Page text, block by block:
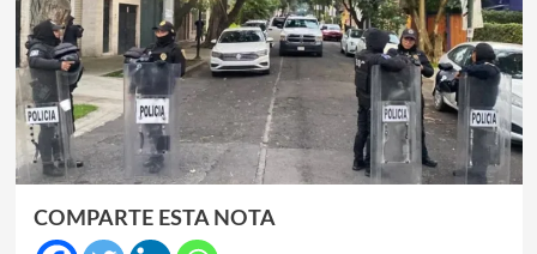
COMPARTE ESTA NOTA